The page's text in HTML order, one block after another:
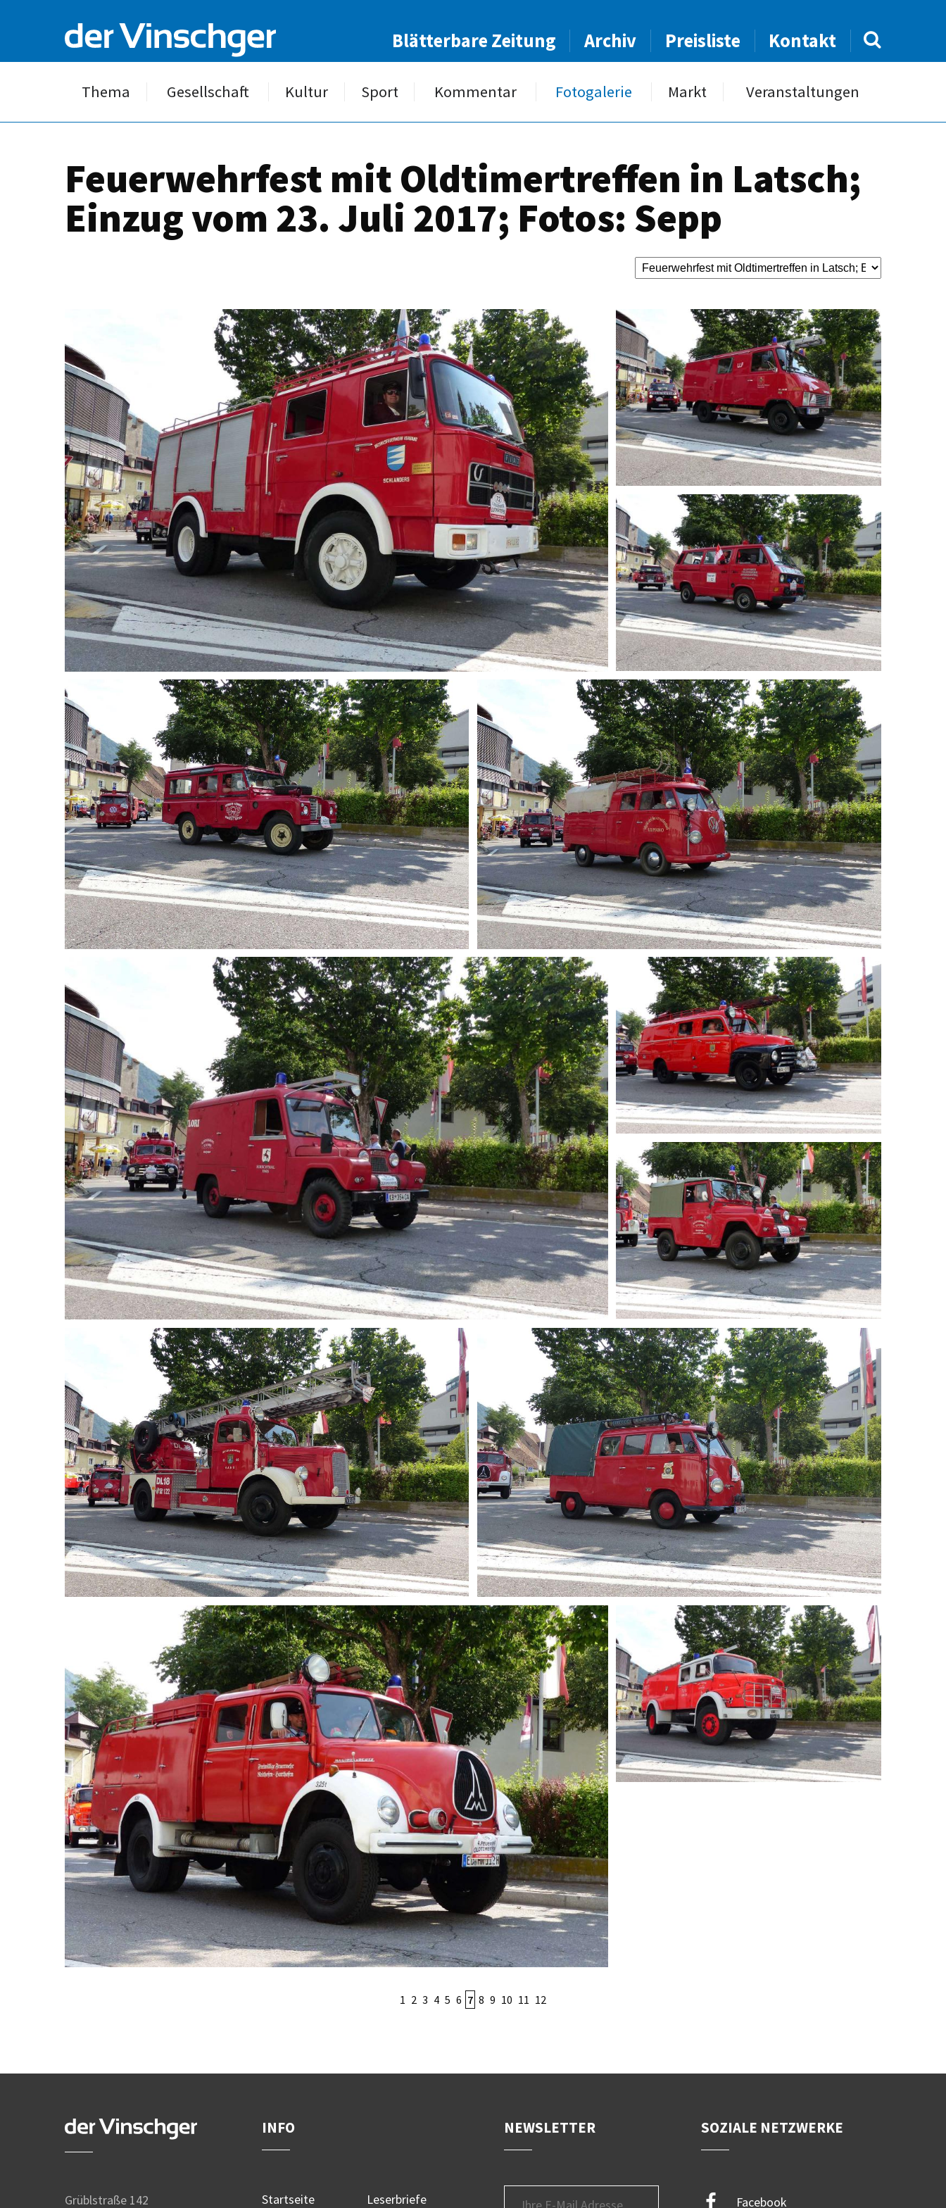
Blätterbare Zeitung Archiv Preisliste Kontakt
Thema Gesellschaft Kultur Sport Kommentar Fotogalerie Markt Veranstaltungen
Feuerwehrfest mit Oldtimertreffen in Latsch;
Einzug vom 23. Juli 2017; Fotos: Sepp
1 2 3 4 5 6 7 8 9 10 11 12
Grüblstraße 142
INFO
Startseite Leserbriefe
NEWSLETTER SOZIALE NETZWERKE
Facebook